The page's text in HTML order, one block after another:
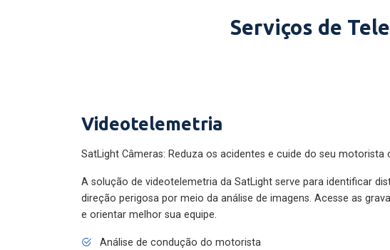
Serviços de
Videotelemetria
SatLight Câmeras: Reduza os acidentes e cuide do seu motorista
A solução de videotelemetria da SatLight serve para identificar
direção perigosa por meio da análise de imagens. Acesse as
e orientar melhor sua equipe.
Análise de condução do motorista